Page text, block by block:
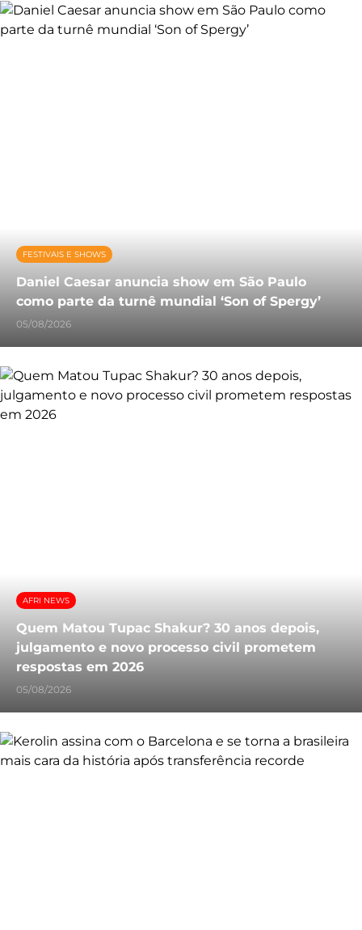
FESTIVAIS E SHOWS
Daniel Caesar anuncia show em São Paulo
como parte da turnê mundial ‘Son of Spergy’
05/08/2026
AFRI NEWS
Quem Matou Tupac Shakur? 30 anos depois,
julgamento e novo processo civil prometem
respostas em 2026
05/08/2026